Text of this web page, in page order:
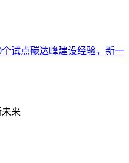
试点碳达峰建设经验，新一
来